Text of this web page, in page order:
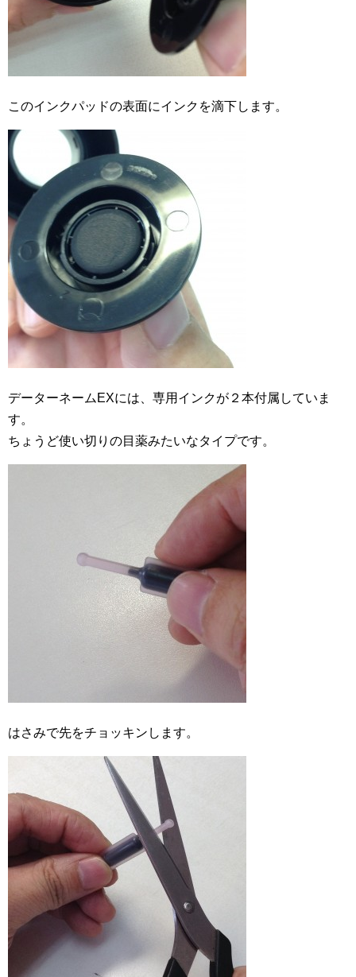
このインクパッドの表面にインクを滴下します。
データーネームEXには、専用インクが２本付属していま
す。
ちょうど使い切りの目薬みたいなタイプです。
はさみで先をチョッキンします。